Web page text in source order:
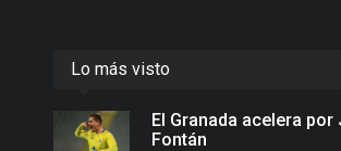
Lo más visto
El Granada acelera por
Fontán